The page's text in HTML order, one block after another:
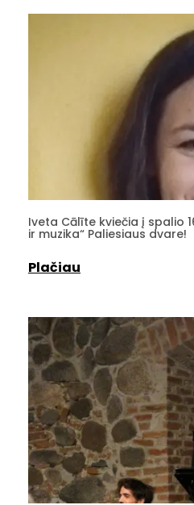
Iveta Cālīte kviečia į spalio
ir muzika“ Paliesiaus dvare!
Plačiau